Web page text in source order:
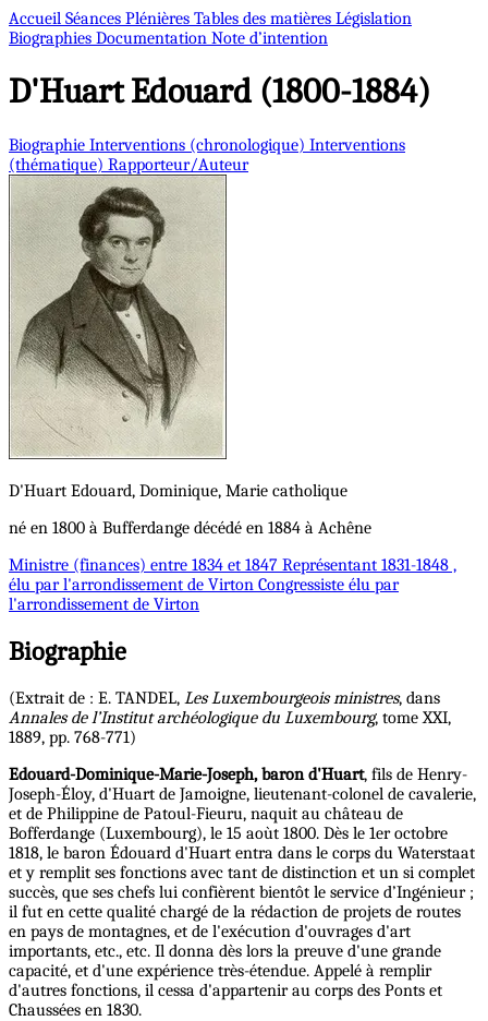
Accueil Séances Plénières Tables des matières Législation
Biographies Documentation Note d’intention
D'HuartEdouard (1800-1884)
Biographie Interventions (chronologique) Interventions
(thématique) Rapporteur/Auteur
D'Huart Edouard, Dominique, Marie catholique
né en 1800 à Bufferdange décédé en 1884 à Achêne
Ministre (finances) entre 1834 et 1847 Représentant 1831-1848 ,
élu par l'arrondissement de Virton Congressiste élu par
l'arrondissement de Virton
Biographie
(Extrait de : E. TANDEL, Les Luxembourgeois ministres, dans
Annales de l’Institut archéologique du Luxembourg, tome XXI,
1889, pp. 768-771)
Edouard-Dominique-Marie-Joseph, baron d'Huart, fils de Henry-
Joseph-Éloy, d'Huart de Jamoigne, lieutenant-colonel de cavalerie,
et de Philippine de Patoul-Fieuru, naquit au château de
Bofferdange (Luxembourg), le 15 aoùt 1800. Dès le 1er octobre
1818, le baron Édouard d'Huart entra dans le corps du Waterstaat
et y remplit ses fonctions avec tant de distinction et un si complet
succès, que ses chefs lui confièrent bientôt le service d’Ingénieur ;
il fut en cette qualité chargé de la rédaction de projets de routes
en pays de montagnes, et de l'exécution d'ouvrages d'art
importants, etc., etc. Il donna dès lors la preuve d'une grande
capacité, et d'une expérience très-étendue. Appelé à remplir
d'autres fonctions, il cessa d'appartenir au corps des Ponts et
Chaussées en 1830.